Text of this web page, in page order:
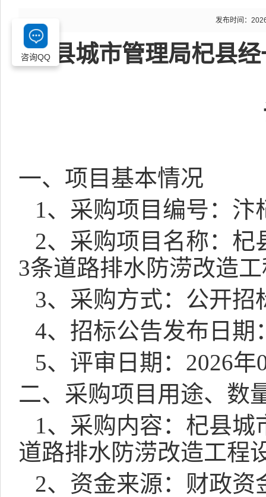
发布时间：
杞县城市管理局杞县
一、项目基本情况
1、采购项目编号：汴
2、采购项目名称：杞
3条道路排水防涝改造
3、采购方式：公开招
4、招标公告发布日期
5、评审日期： 2026年
二、采购项目用途、数
1、采购内容：杞县城
道路排水防涝改造工程
2、资金来源： 财政资
咨询QQ